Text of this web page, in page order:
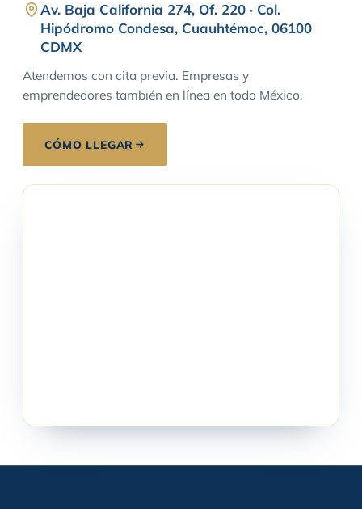
Av. Baja California 274, Of. 220 · Col.
Hipódromo Condesa, Cuauhtémoc, 06100
CDMX
Atendemos con cita previa. Empresas y
emprendedores también en línea en todo México.
CÓMO LLEGAR